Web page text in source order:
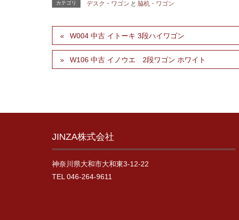
カテゴリ デスク・ワゴン と 脇机・ワゴン
W004 中古 イトーキ 3段ハイワゴン
W106 中古 イノウエ 2段ワゴン ホワイト
JINZA株式会社
神奈川県大和市大和東3-12-22
TEL 046-264-9611